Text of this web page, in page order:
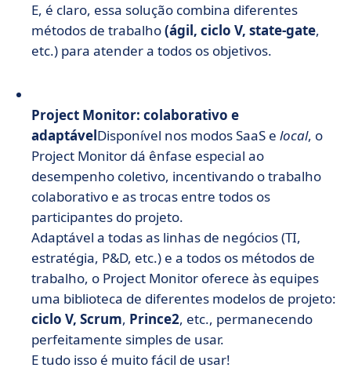
E, é claro, essa solução combina diferentes
métodos de trabalho(ágil, ciclo V, state-gate,
etc.) para atender a todos os objetivos.
Project Monitor: colaborativo e
adaptávelDisponível nos modos SaaS e local, o
Project Monitor dá ênfase especial ao
desempenho coletivo, incentivando o trabalho
colaborativo e as trocas entre todos os
participantes do projeto.
Adaptável a todas as linhas de negócios (TI,
estratégia, P&D, etc.) e a todos os métodos de
trabalho, o Project Monitor oferece às equipes
uma biblioteca de diferentes modelos de projeto:
ciclo V, Scrum, Prince2, etc., permanecendo
perfeitamente simples de usar.
E tudo isso é muito fácil de usar!